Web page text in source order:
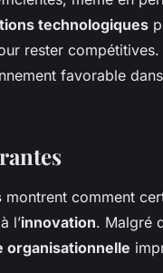
technologiques
rester compétitives.
favorable
montrent comment
l’innovation. Malgré
organisationnelle